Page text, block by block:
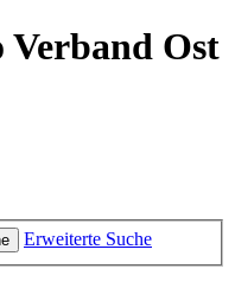
Verband Ost
Erweiterte Suche